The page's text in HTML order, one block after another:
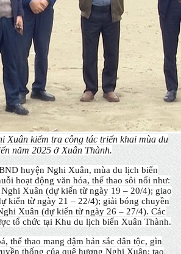
Xuân kiểm tra công tác triển khai mùa du
năm 2025 ở Xuân Thành.
huyện Nghi Xuân, mùa du lịch biển
hoạt động văn hóa, thể thao sôi nổi như:
Xuân (dự kiến từ ngày 19 – 20/4); giao
kiến từ ngày 21 – 22/4); giải bóng chuyền
Xuân (dự kiến từ ngày 26 – 27/4). Các
tổ chức tại Khu du lịch biển Xuân Thành.
thể thao mang đậm bản sắc dân tộc, gìn
thống của quê hương Nghi Xuân; tạo